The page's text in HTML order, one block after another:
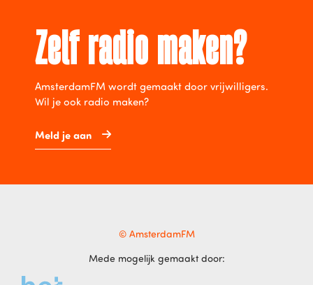
Zelf radio maken?
AmsterdamFM wordt gemaakt door vrijwilligers.
Wil je ook radio maken?
Meld je aan
© AmsterdamFM
Mede mogelijk gemaakt door: